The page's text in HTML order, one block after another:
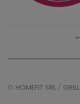
↩
© HOMEFIT SRL /